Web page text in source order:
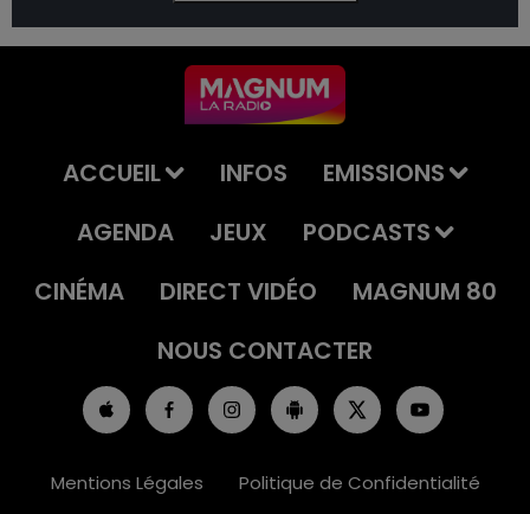
ACCUEIL INFOS
EMISSIONS
AGENDA
JEUX
PODCASTS
CINÉMA
DIRECT VIDÉO
MAGNUM 80
NOUS CONTACTER
Mentions Légales Politique de Confidentialité